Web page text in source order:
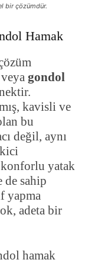
bir çözümdür.
Hamak
veya gondol
kavisli ve
bu
değil, aynı
yatak
de sahip
yapma
adeta bir